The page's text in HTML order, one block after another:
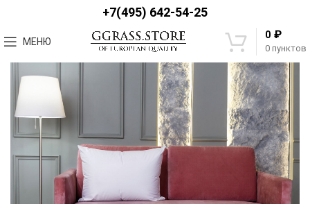
+7(495) 642-54-25
МЕНЮ
0 пунктов
0 ₽